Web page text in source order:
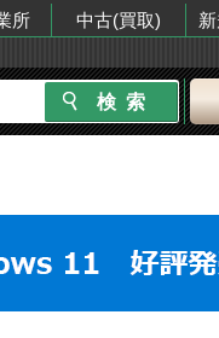
所 中古(買取)